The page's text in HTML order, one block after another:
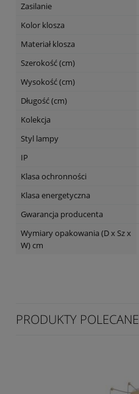
Zasilanie
Kolor klosza
Materiał klosza
Szerokość (cm)
Wysokość (cm)
Długość (cm)
Kolekcja
Styl lampy
IP
Klasa ochronności
Klasa energetyczna
Gwarancja producenta
Wymiary opakowania (D x Sz x
W) cm
PRODUKTY POLECANE